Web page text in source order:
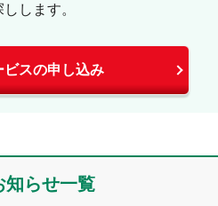
します。
ビスの申し込み
知らせ一覧